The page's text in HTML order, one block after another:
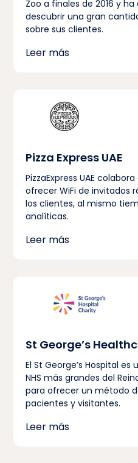
Zoo a finales de 2016 y
descubrir una gran
sobre sus clientes.
Leer más
Pizza Express UAE
PizzaExpress UAE
ofrecer WiFi de invitados
los clientes, al mismo
analíticas.
Leer más
St George’s
El St George’s Hospital
NHS más grandes del
para ofrecer un método
pacientes y visitantes.
Leer más